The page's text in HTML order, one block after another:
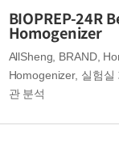
BIOPREP-24R
Homogenizer
AllSheng BRAND,
Homogenizer, 실험실
관 분석